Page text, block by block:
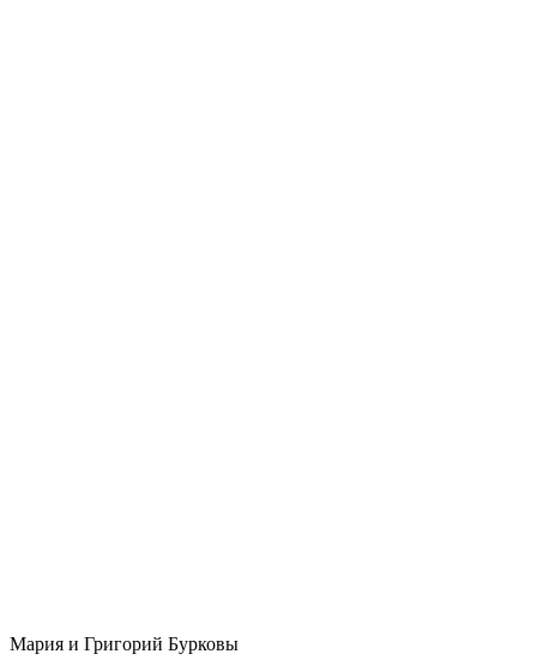
Мария и Григорий Бурковы